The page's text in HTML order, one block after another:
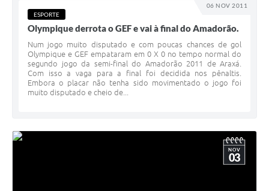
06 NOV 2011
ESPORTE
Olympique derrota o GEF e vai à final do Amadorão.
Num jogo muito disputado e com poucas chances de gol
Olympique e GEF empataram em 0 X 0 no tempo normal do
segundo jogo da semi-final do Amadorão 2011 de Araxá.
Com isso a vaga para a final foi decidida nos pênaltis.
Embora o placar não tenha sido movimentado o jogo foi
muito disputado e cheio de...
NOV
03